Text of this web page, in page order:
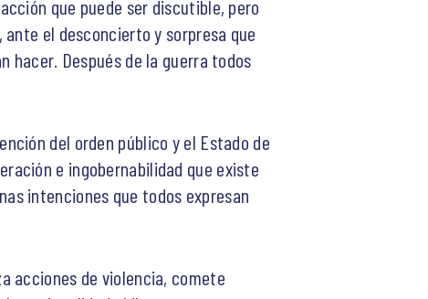
que puede ser discutible, pero
el desconcierto y sorpresa que
hacer. Después de la guerra todos
del orden público y el Estado de
e ingobernabilidad que existe
intenciones que todos expresan
acciones de violencia, comete